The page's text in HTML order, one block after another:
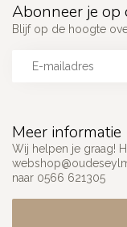
Meer informatie
Wij helpen je graag!
naar 0566 621305
Abonneer je op
Blijf op de hoogte